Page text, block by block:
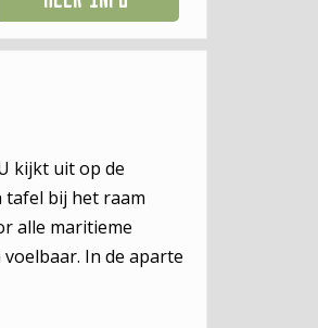
kijkt uit op de
tafel bij het raam
alle maritieme
In de aparte